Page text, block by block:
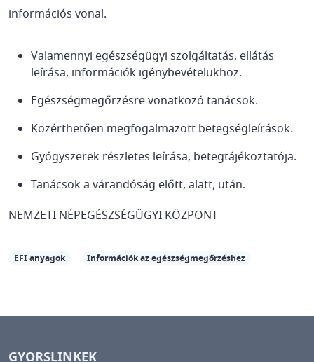
információs vonal.
Valamennyi egészségügyi szolgáltatás, ellátás
leírása, információk igénybevételükhöz.
Egészségmegőrzésre vonatkozó tanácsok.
Közérthetően megfogalmazott betegségleírások.
Gyógyszerek részletes leírása, betegtájékoztatója.
Tanácsok a várandóság előtt, alatt, után.
NEMZETI NÉPEGÉSZSÉGÜGYI KÖZPONT
EFI anyagok Információk az egészségmegőrzéshez
GYORSLINKEK